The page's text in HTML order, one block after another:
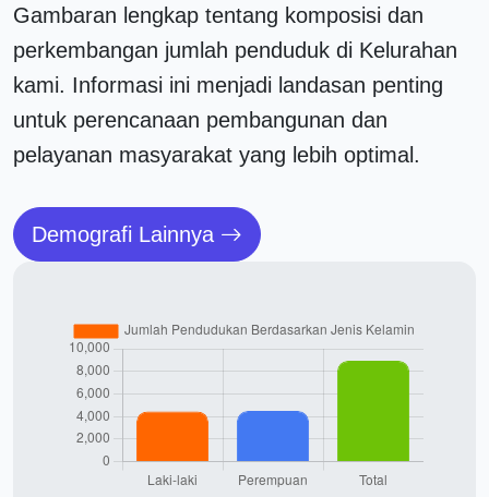
Gambaran lengkap tentang komposisi dan
perkembangan jumlah penduduk di Kelurahan
kami. Informasi ini menjadi landasan penting
untuk perencanaan pembangunan dan
pelayanan masyarakat yang lebih optimal.
Demografi Lainnya